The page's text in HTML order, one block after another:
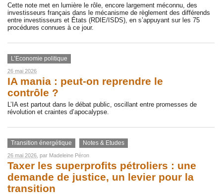
Cette note met en lumière le rôle, encore largement méconnu, des
investisseurs français dans le mécanisme de règlement des différends
entre investisseurs et États (RDIE/ISDS), en s’appuyant sur les 75
procédures connues à ce jour.
L’Economie politique
26 mai 2026
IA mania : peut-on reprendre le
contrôle ?
L’IA est partout dans le débat public, oscillant entre promesses de
révolution et craintes d’apocalypse.
Transition énergétique Notes & Etudes
26 mai 2026 , par Madeleine Péron
Taxer les superprofits pétroliers : une
demande de justice, un levier pour la
transition